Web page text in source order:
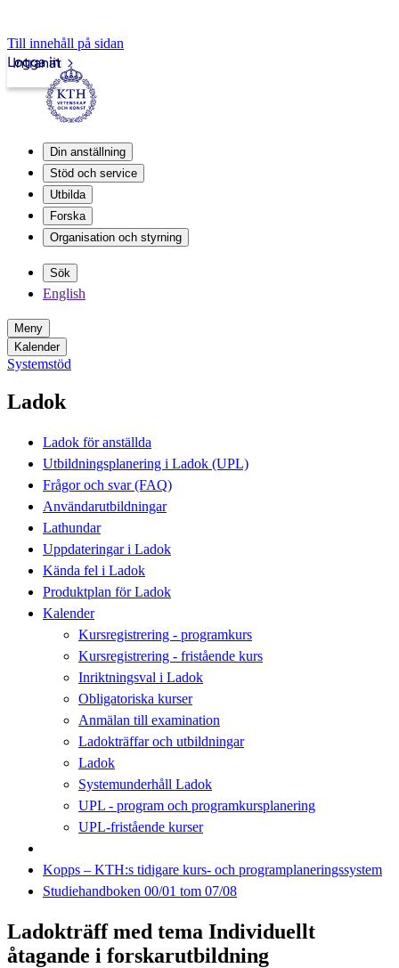
Till innehåll på sidan
Intranät
Logga in
Din anställning
Stöd och service
Utbilda
Forska
Organisation och styrning
Sök
English
Meny
Kalender
Systemstöd
Ladok
Ladok för anställda
Utbildningsplanering i Ladok (UPL)
Frågor och svar (FAQ)
Användarutbildningar
Lathundar
Uppdateringar i Ladok
Kända fel i Ladok
Produktplan för Ladok
Kalender
Kursregistrering - programkurs
Kursregistrering - fristående kurs
Inriktningsval i Ladok
Obligatoriska kurser
Anmälan till examination
Ladokträffar och utbildningar
Ladok
Systemunderhåll Ladok
UPL - program och programkursplanering
UPL-fristående kurser
Kopps – KTH:s tidigare kurs- och programplaneringssystem
Studiehandboken 00/01 tom 07/08
Ladokträff med tema Individuellt
åtagande i forskarutbildning